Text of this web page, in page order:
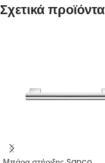
Σχετικά προϊόντα